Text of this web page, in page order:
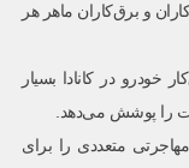
و برق‌کاران ماهر هر
خودرو در کانادا بسیار
را پوشش می‌دهد.
مهاجرتی متعددی را برای